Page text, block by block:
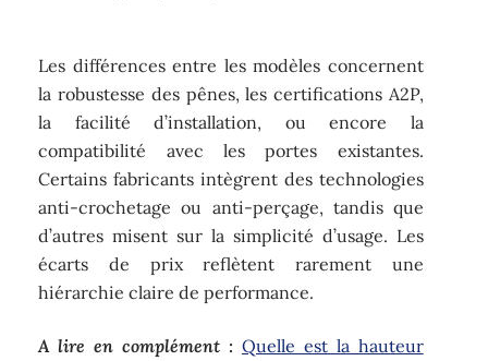
Les différences entre les modèles concernent
la robustesse des pênes, les certifications A2P,
la facilité d’installation, ou encore la
compatibilité avec les portes existantes.
Certains fabricants intègrent des technologies
anti-crochetage ou anti-perçage, tandis que
d’autres misent sur la simplicité d’usage. Les
écarts de prix reflètent rarement une
hiérarchie claire de performance.
A lire en complément : Quelle est la hauteur